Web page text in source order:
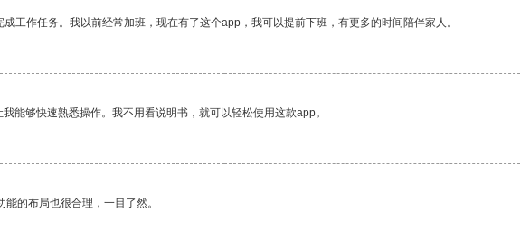
工作任务。我以前经常加班，现在有了这个app，我可以提前下班，有更多的时间陪伴家人。
能够快速熟悉操作。我不用看说明书，就可以轻松使用这款app。
的布局也很合理，一目了然。